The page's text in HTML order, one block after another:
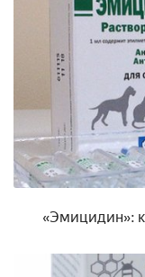
«Эмицидин»: